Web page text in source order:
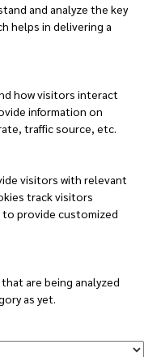
and analyze the key
helps in delivering a
how visitors interact
information on
traffic source, etc.
visitors with relevant
track visitors
provide customized
are being analyzed
as yet.